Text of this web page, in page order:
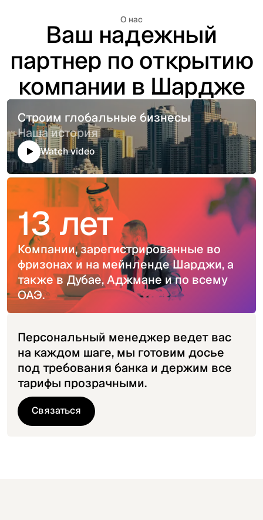
О нас
Ваш надежный
партнер по открытию
компании в Шардже
Строим глобальные бизнесы
Наша история
Watch video
13 лет
Компании, зарегистрированные во
фризонах и на мейнленде Шарджи, а
также в Дубае, Аджмане и по всему
ОАЭ.
Персональный менеджер ведет вас
на каждом шаге, мы готовим досье
под требования банка и держим все
тарифы прозрачными.
Связаться
Связаться